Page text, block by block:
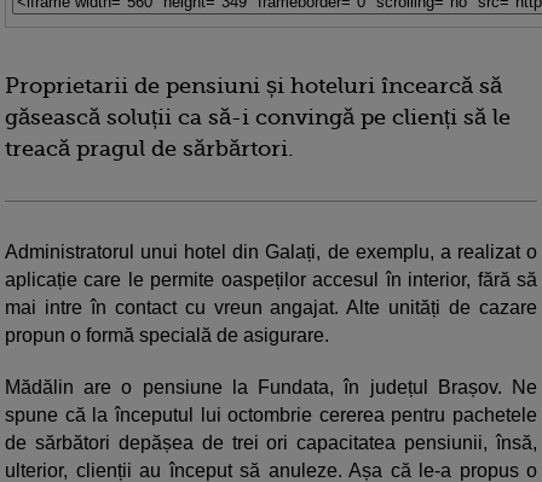
Proprietarii de pensiuni și hoteluri încearcă să
găsească soluții ca să-i convingă pe clienți să le
treacă pragul de sărbărtori.
Administratorul unui hotel din Galați, de exemplu, a realizat o
aplicație care le permite oaspeților accesul în interior, fără să
mai intre în contact cu vreun angajat. Alte unități de cazare
propun o formă specială de asigurare.
Mădălin are o pensiune la Fundata, în județul Brașov. Ne
spune că la începutul lui octombrie cererea pentru pachetele
de sărbători depășea de trei ori capacitatea pensiunii, însă,
ulterior, clienții au început să anuleze. Așa că le-a propus o